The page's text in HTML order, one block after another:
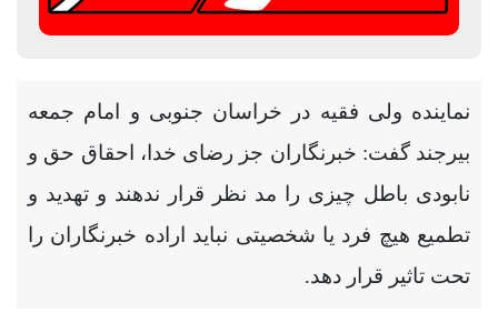
نماینده ولی فقیه در خراسان جنوبی و امام جمعه
بیرجند گفت: خبرنگاران جز رضای خدا، احقاق حق و
نابودی باطل چیزی را مد نظر قرار ندهند و تهدید و
تطمیع هیچ‌ فرد یا شخصیتی نباید اراده خبرنگاران را
تحت تاثیر قرار دهد.